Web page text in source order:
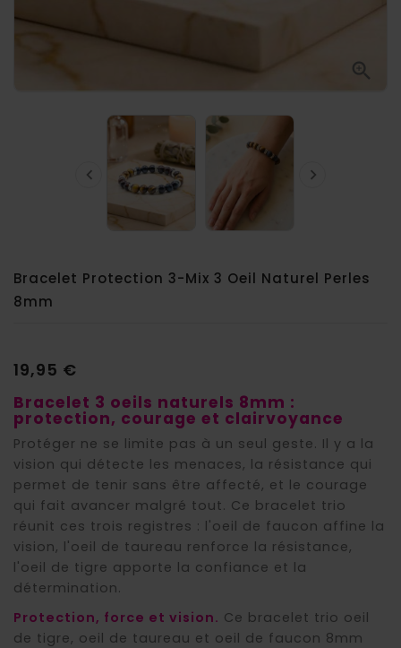

 
Bracelet Protection 3-Mix 3 Oeil Naturel Perles
8mm
19,95 €
Bracelet 3 oeils naturels 8mm :
protection, courage et clairvoyance
Protéger ne se limite pas à un seul geste. Il y a la
vision qui détecte les menaces, la résistance qui
permet de tenir sans être affecté, et le courage
qui fait avancer malgré tout. Ce bracelet trio
réunit ces trois registres : l'oeil de faucon affine la
vision, l'oeil de taureau renforce la résistance,
l'oeil de tigre apporte la confiance et la
détermination.
Protection, force et vision. Ce bracelet trio oeil
de tigre, oeil de taureau et oeil de faucon 8mm